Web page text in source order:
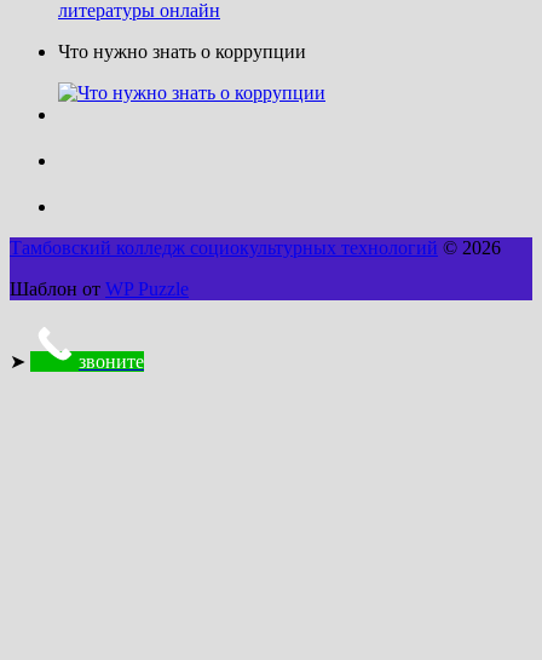
Что нужно знать о коррупции
Тамбовский колледж социокультурных технологий © 2026
Шаблон от WP Puzzle
➤ звоните